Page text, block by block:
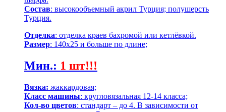
Состав: высокообъемный акрил Турция; полушерсть
Турция.
Отделка: отделка краев бахромой или кетлёвкой.
Размер: 140х25 и больше по длине;
Мин.: 1 шт!!!
Вязка: жаккардовая;
Класс машины: кругловязальная 12-14 класса;
Кол-во цветов: стандарт – до 4. В зависимости от